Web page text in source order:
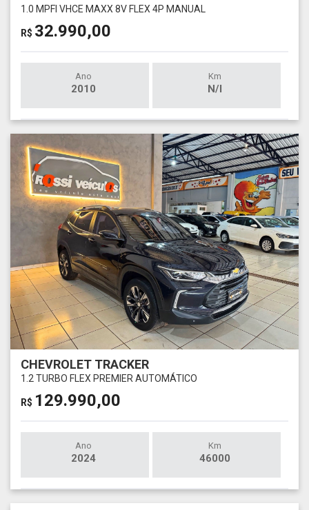
1.0 MPFI VHCE MAXX 8V FLEX 4P MANUAL
R$ 32.990,00
Ano
2010
Km
N/I
CHEVROLET TRACKER
1.2 TURBO FLEX PREMIER AUTOMÁTICO
R$ 129.990,00
Ano
2024
Km
46000